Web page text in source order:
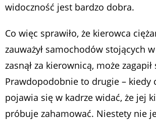
widoczność jest bardzo dobra.
Co więc sprawiło, że kierowca
zauważył samochodów stojących
zasnął za kierownicą, może zagapił
Prawdopodobnie to drugie – kiedy
pojawia się w kadrze widać, że jej
próbuje zahamować. Niestety nie